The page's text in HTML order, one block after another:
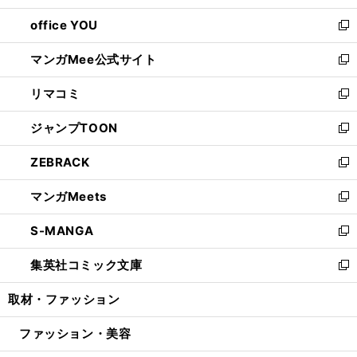
開
く
ウ
で
開
く
ウ
ィ
ン
ド
ウ
で
開
く
し
い
ウ
ィ
ン
ド
ウ
で
開
く
office YOU
新
し
い
ウ
ィ
ン
ド
ウ
で
開
く
マンガMee公式サイト
新
し
い
ウ
ィ
ン
ド
ウ
で
開
く
リマコミ
新
し
い
ウ
ィ
ン
ド
ウ
で
開
く
ジャンプTOON
新
し
い
ウ
ィ
ン
ド
ウ
で
開
ZEBRACK
新
し
い
ウ
ィ
ン
ド
ウ
開
マンガMeets
新
し
い
ウ
ィ
ン
ウ
開
S-MANGA
新
し
い
ウ
ン
ウ
集英社コミック文庫
新
し
ウ
ン
取材・ファッション
ファッション・美容